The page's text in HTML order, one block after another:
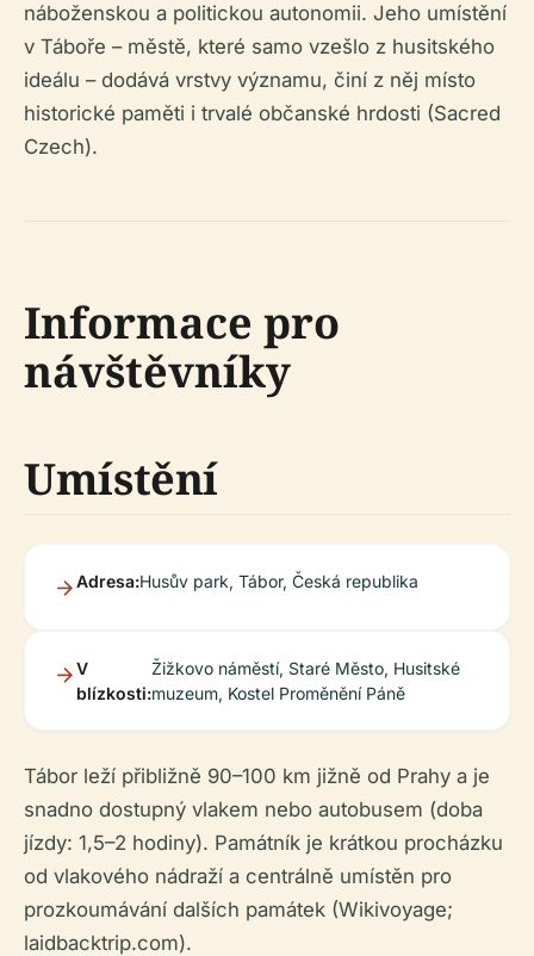
náboženskou a politickou autonomii. Jeho umístění
v Táboře – městě, které samo vzešlo z husitského
ideálu – dodává vrstvy významu, činí z něj místo
historické paměti i trvalé občanské hrdosti (Sacred
Czech).
Informace pro
návštěvníky
Umístění
Adresa:Husův park, Tábor, Česká republika
V
blízkosti:
Žižkovo náměstí, Staré Město, Husitské
muzeum, Kostel Proměnění Páně
Tábor leží přibližně 90–100 km jižně od Prahy a je
snadno dostupný vlakem nebo autobusem (doba
jízdy: 1,5–2 hodiny). Památník je krátkou procházku
od vlakového nádraží a centrálně umístěn pro
prozkoumávání dalších památek (Wikivoyage;
laidbacktrip.com).